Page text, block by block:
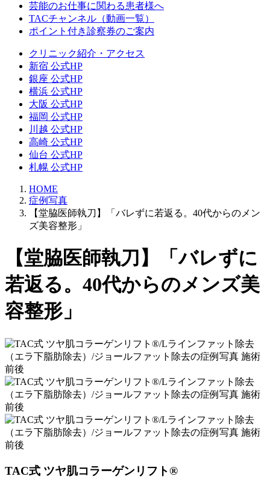
芸能のお仕事に関わる患者様へ
TACチャンネル（動画一覧）
ポイント付き診察券のご案内
クリニック紹介・アクセス
新宿 公式HP
銀座 公式HP
横浜 公式HP
大阪 公式HP
福岡 公式HP
川越 公式HP
高崎 公式HP
仙台 公式HP
札幌 公式HP
HOME
症例写真
【堂脇医師執刀】「バレずに若返る。40代からのメン
ズ美容整形」
【堂脇医師執刀】「バレずに
若返る。40代からのメンズ美
容整形」
TAC式 ツヤ肌コラーゲンリフト®